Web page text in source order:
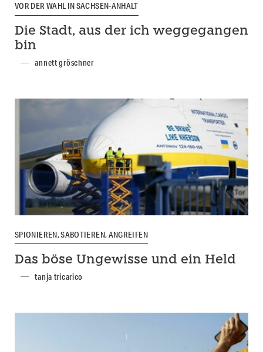
VOR DER WAHL IN SACHSEN-ANHALT
Die Stadt, aus der ich weggegangen
bin
annett gröschner
SPIONIEREN, SABOTIEREN, ANGREIFEN
Das böse Ungewisse und ein Held
tanja tricarico